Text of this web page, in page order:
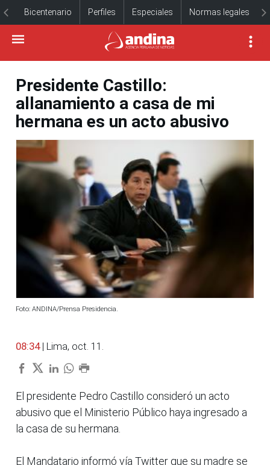
Bicentenario Perfiles Especiales Normas legales
Presidente Castillo:
allanamiento a casa de mi
hermana es un acto abusivo
Foto: ANDINA/Prensa Presidencia.
08:34 | Lima, oct. 11.
El presidente Pedro Castillo consideró un acto
abusivo que el Ministerio Público haya ingresado a
la casa de su hermana.
El Mandatario informó vía Twitter que su madre se